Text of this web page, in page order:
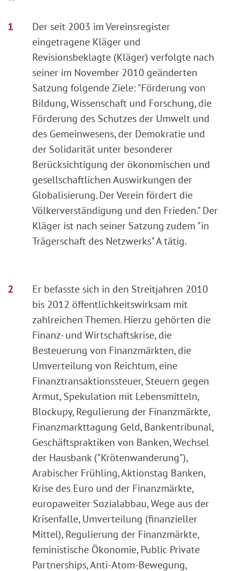
Der seit 2003 im Vereinsregister
eingetragene Kläger und
Revisionsbeklagte (Kläger) verfolgte nach
seiner im November 2010 geänderten
Satzung folgende Ziele: "Förderung von
Bildung, Wissenschaft und Forschung, die
Förderung des Schutzes der Umwelt und
des Gemeinwesens, der Demokratie und
der Solidarität unter besonderer
Berücksichtigung der ökonomischen und
gesellschaftlichen Auswirkungen der
Globalisierung. Der Verein fördert die
Völkerverständigung und den Frieden." Der
Kläger ist nach seiner Satzung zudem "in
Trägerschaft des Netzwerks" A tätig.
Er befasste sich in den Streitjahren 2010
bis 2012 öffentlichkeitswirksam mit
zahlreichen Themen. Hierzu gehörten die
Finanz- und Wirtschaftskrise, die
Besteuerung von Finanzmärkten, die
Umverteilung von Reichtum, eine
Finanztransaktionssteuer, Steuern gegen
Armut, Spekulation mit Lebensmitteln,
Blockupy, Regulierung der Finanzmärkte,
Finanzmarkttagung Geld, Bankentribunal,
Geschäftspraktiken von Banken, Wechsel
der Hausbank ("Krötenwanderung"),
Arabischer Frühling, Aktionstag Banken,
Krise des Euro und der Finanzmärkte,
europaweiter Sozialabbau, Wege aus der
Krisenfalle, Umverteilung (finanzieller
Mittel), Regulierung der Finanzmärkte,
feministische Ökonomie, Public Private
Partnerships, Anti-Atom-Bewegung,